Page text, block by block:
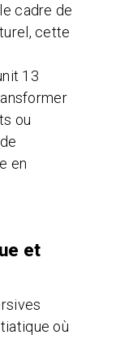
cadre de
cette
13
ou
en
et
où